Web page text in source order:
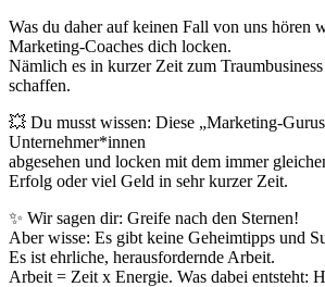
Was du daher auf keinen Fall von uns hören
Marketing-Coaches dich locken.
Nämlich es in kurzer Zeit zum
schaffen.
💥 Du musst wissen: Diese „Marketing-
Unternehmer*innen
abgesehen und locken mit dem immer
Erfolg oder viel Geld in sehr kurzer Zeit.
✨ Wir sagen dir: Greife nach den Sternen!
Aber wisse: Es gibt keine Geheimtipps und
Es ist ehrliche, herausfordernde Arbeit.
Arbeit = Zeit x Energie. Was dabei entsteht: